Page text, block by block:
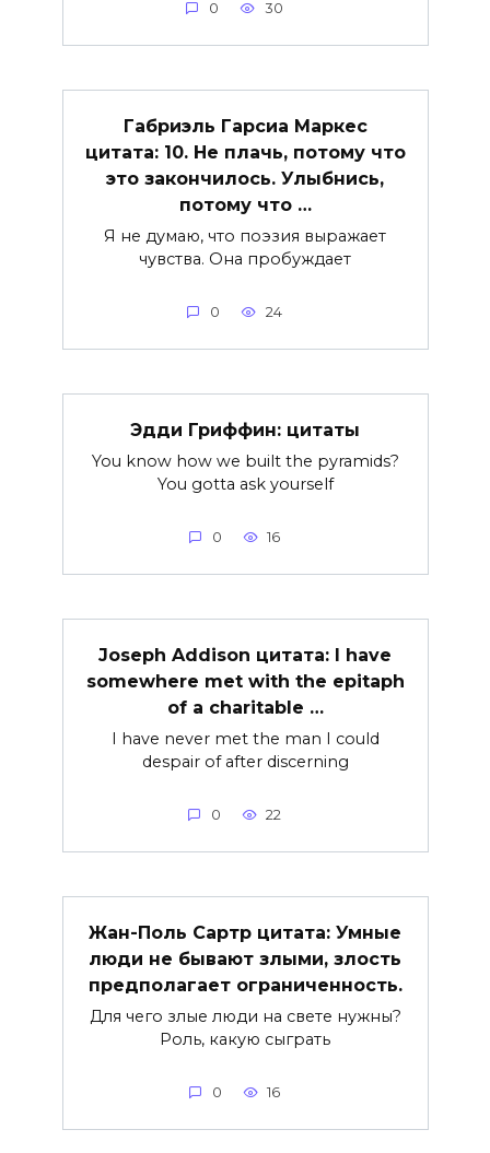
0 30
Габриэль Гарсиа Маркес
цитата: 10. Не плачь, потому что
это закончилось. Улыбнись,
потому что …
Я не думаю, что поэзия выражает
чувства. Она пробуждает
0 24
Эдди Гриффин: цитаты
You know how we built the pyramids?
You gotta ask yourself
0 16
Joseph Addison цитата: I have
somewhere met with the epitaph
of a charitable …
I have never met the man I could
despair of after discerning
0 22
Жан-Поль Сартр цитата: Умные
люди не бывают злыми, злость
предполагает ограниченность.
Для чего злые люди на свете нужны?
Роль, какую сыграть
0 16